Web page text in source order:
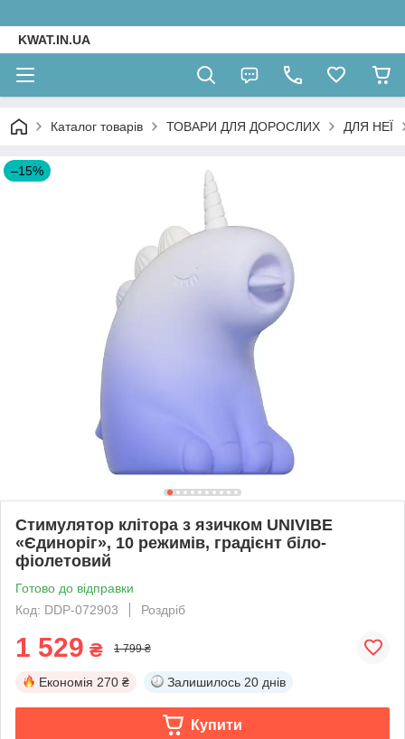
KWAT.IN.UA
Каталог товарів ТОВАРИ ДЛЯ ДОРОСЛИХ ДЛЯ НЕЇ
–15%
Стимулятор клітора з язичком UNIVIBE
«Єдиноріг», 10 режимів, градієнт біло-
фіолетовий
Готово до відправки
Код: DDP-072903
Роздріб
1 529 ₴ 1 799 ₴
Економія 270 ₴ Залишилось 20 днів
Купити